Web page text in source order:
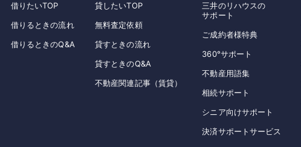
借りたいTOP
借りるときの流れ
借りるときのQ&A
貸したいTOP
無料査定依頼
貸すときの流れ
貸すときのQ&A
不動産関連記事（賃貸）
三井のリハウスの
サポート
ご成約者様特典
360°サポート
不動産用語集
相続サポート
シニア向けサポート
決済サポートサービス